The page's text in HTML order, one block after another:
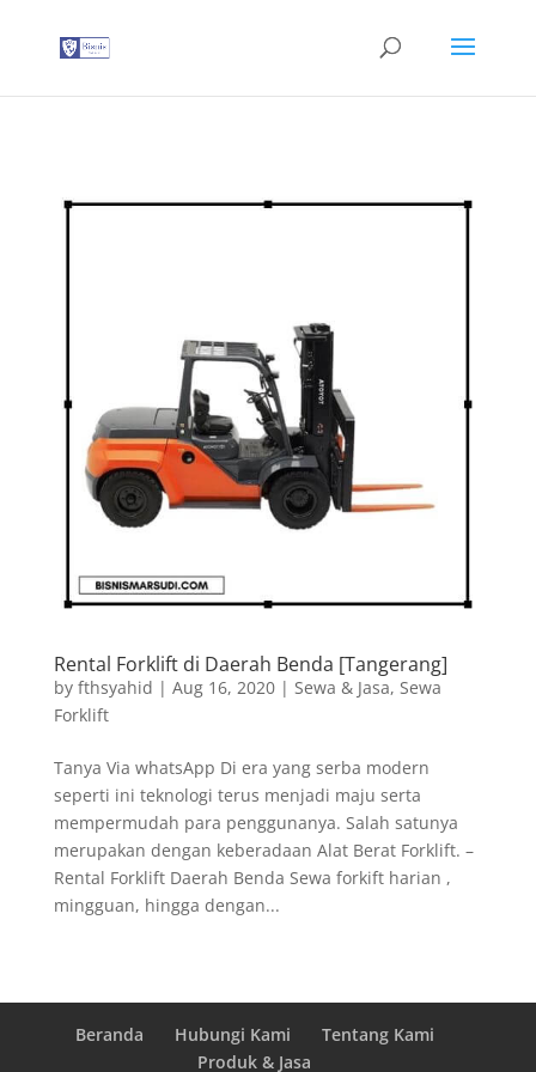
Rental Forklift di Daerah Benda [Tangerang]
by fthsyahid | Aug 16, 2020| Sewa & Jasa, Sewa
Forklift
Tanya Via whatsApp Di era yang serba modern
seperti ini teknologi terus menjadi maju serta
mempermudah para penggunanya. Salah satunya
merupakan dengan keberadaan Alat Berat Forklift. –
Rental Forklift Daerah Benda Sewa forkift harian ,
mingguan, hingga dengan...
Beranda Hubungi Kami
Tentang Kami
Produk & Jasa